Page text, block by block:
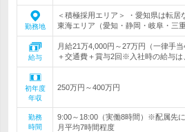
勤務地
＜積極採用エリア＞ ・愛知県は転居
東海エリア（愛知・静岡・岐阜・三
給与
月給21万4,000円～27万円（一律手
＋交通費＋賞与2回※入社時の給与は
初年度
年収
250万円～400万円
勤務
時間
9:00～18:00（実働8時間）※配属先
月平均7時間程度